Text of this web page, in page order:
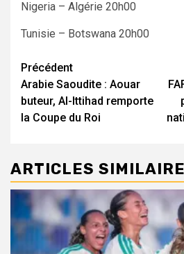
Nigeria – Algérie 20h00
Tunisie – Botswana 20h00
Navigation
d’article
Précédent
Arabie Saoudite : Aouar
buteur, Al-Ittihad remporte
la Coupe du Roi
ARTICLES